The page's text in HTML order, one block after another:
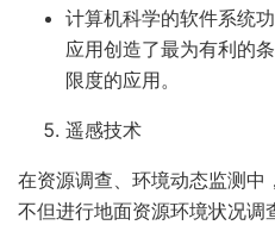
计算机科学的软件系统
应用创造了最为有利的
限度的应用。
遥感技术
在资源调查、环境动态监测中
不但进行地面资源环境状况